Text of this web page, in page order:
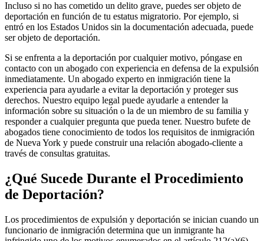
Incluso si no has cometido un delito grave, puedes ser objeto de
deportación en función de tu estatus migratorio. Por ejemplo, si
entró en los Estados Unidos sin la documentación adecuada, puede
ser objeto de deportación.
Si se enfrenta a la deportación por cualquier motivo, póngase en
contacto con un abogado con experiencia en defensa de la expulsión
inmediatamente. Un abogado experto en inmigración tiene la
experiencia para ayudarle a evitar la deportación y proteger sus
derechos. Nuestro equipo legal puede ayudarle a entender la
información sobre su situación o la de un miembro de su familia y
responder a cualquier pregunta que pueda tener. Nuestro bufete de
abogados tiene conocimiento de todos los requisitos de inmigración
de Nueva York y puede construir una relación abogado-cliente a
través de consultas gratuitas.
¿Qué Sucede Durante el Procedimiento
de Deportación?
Los procedimientos de expulsión y deportación se inician cuando un
funcionario de inmigración determina que un inmigrante ha